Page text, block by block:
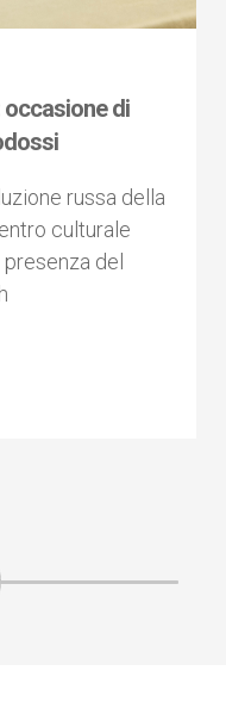
occasione di
russa della
culturale
del